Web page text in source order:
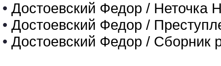
• Достоевский Федор / Неточка
• Достоевский Федор /
• Достоевский Федор / Сборник